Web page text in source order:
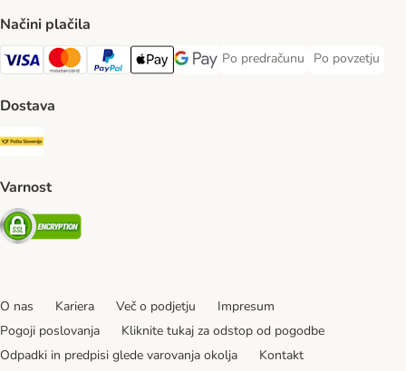
Načini plačila
Visa Payment Method
MasterCard Payment Method
PayPal Payment Method
Apple Pay Payment Method
Google pay Payment Method
Po predračunu
Po predračunu Payment Method
Po povzetju
Po povzetju
Dostava
Pošta Slovenije Shipping Method
Varnost
Security
O nas Kariera Več o podjetju
Impresum
Pogoji poslovanja
Kliknite tukaj za odstop od pogodbe
Odpadki in predpisi glede varovanja okolja
Kontakt